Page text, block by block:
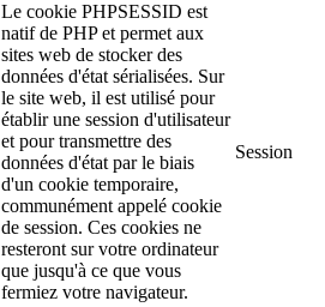
Le cookie PHPSESSID est
natif de PHP et permet aux
sites web de stocker des
données d'état sérialisées. Sur
le site web, il est utilisé pour
établir une session d'utilisateur
et pour transmettre des
données d'état par le biais
d'un cookie temporaire,
communément appelé cookie
de session. Ces cookies ne
resteront sur votre ordinateur
que jusqu'à ce que vous
fermiez votre navigateur.
Session